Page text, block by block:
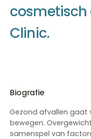
cosmetisch
Clinic.
Biografie
Gezond afvallen gaat
bewegen.
samenspel van